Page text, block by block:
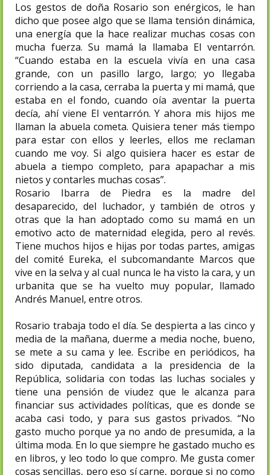
Los gestos de doña Rosario son enérgicos, le han
dicho que posee algo que se llama tensión dinámica,
una energía que la hace realizar muchas cosas con
mucha fuerza. Su mamá la llamaba El ventarrón.
“Cuando estaba en la escuela vivía en una casa
grande, con un pasillo largo, largo; yo llegaba
corriendo a la casa, cerraba la puerta y mi mamá, que
estaba en el fondo, cuando oía aventar la puerta
decía, ahí viene El ventarrón. Y ahora mis hijos me
llaman la abuela cometa. Quisiera tener más tiempo
para estar con ellos y leerles, ellos me reclaman
cuando me voy. Si algo quisiera hacer es estar de
abuela a tiempo completo, para apapachar a mis
nietos y contarles muchas cosas”.
Rosario Ibarra de Piedra es la madre del
desaparecido, del luchador, y también de otros y
otras que la han adoptado como su mamá en un
emotivo acto de maternidad elegida, pero al revés.
Tiene muchos hijos e hijas por todas partes, amigas
del comité Eureka, el subcomandante Marcos que
vive en la selva y al cual nunca le ha visto la cara, y un
urbanita que se ha vuelto muy popular, llamado
Andrés Manuel, entre otros.
Rosario trabaja todo el día. Se despierta a las cinco y
media de la mañana, duerme a media noche, bueno,
se mete a su cama y lee. Escribe en periódicos, ha
sido diputada, candidata a la presidencia de la
República, solidaria con todas las luchas sociales y
tiene una pensión de viudez que le alcanza para
financiar sus actividades políticas, que es donde se
acaba casi todo, y para sus gastos privados. “No
gasto mucho porque ya no ando de presumida, a la
última moda. En lo que siempre he gastado mucho es
en libros, y leo todo lo que compro. Me gusta comer
cosas sencillas, pero eso sí carne, porque si no como